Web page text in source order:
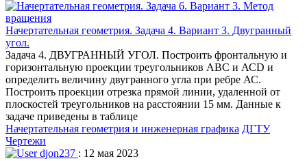
Начертательная геометрия. Задача 4. Вариант 3. Двугранный
угол.
Задача 4. ДВУГРАННЫЙ УГОЛ. Построить фронтальную и
горизонтальную проекции треугольников АВС и АСD и
определить величину двугранного угла при ребре АС.
Построить проекции отрезка прямой линии, удаленной от
плоскостей треугольников на расстоянии 15 мм. Данные к
задаче приведены в таблице
Начертательная геометрия и инженерная графика ДГТУ
Чертежи
djon237 : 12 мая 2023